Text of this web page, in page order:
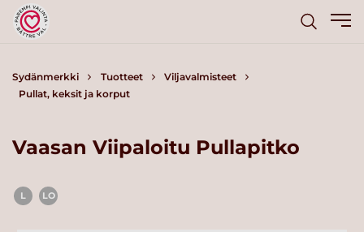
Sydänmerkki Tuotteet
Viljavalmisteet
Pullat, keksit ja korput
Vaasan Viipaloitu Pullapitko
L LO